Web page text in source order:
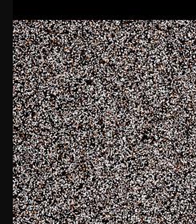
p
o
k